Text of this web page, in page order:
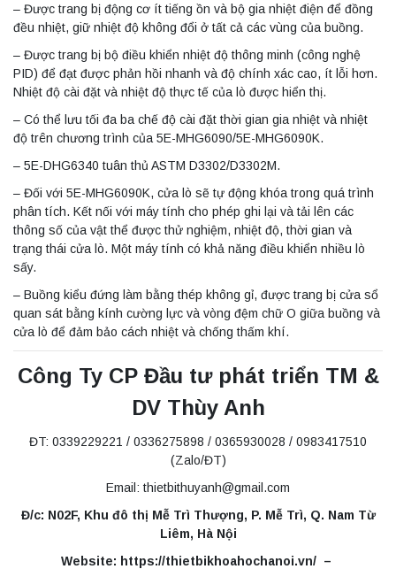
– Được trang bị động cơ ít tiếng ồn và bộ gia nhiệt điện để đồng
đều nhiệt, giữ nhiệt độ không đổi ở tất cả các vùng của buồng.
– Được trang bị bộ điều khiển nhiệt độ thông minh (công nghệ
PID) để đạt được phản hồi nhanh và độ chính xác cao, ít lỗi hơn.
Nhiệt độ cài đặt và nhiệt độ thực tế của lò được hiển thị.
– Có thể lưu tối đa ba chế độ cài đặt thời gian gia nhiệt và nhiệt
độ trên chương trình của 5E-MHG6090/5E-MHG6090K.
– 5E-DHG6340 tuân thủ ASTM D3302/D3302M.
– Đối với 5E-MHG6090K, cửa lò sẽ tự động khóa trong quá trình
phân tích. Kết nối với máy tính cho phép ghi lại và tải lên các
thông số của vật thể được thử nghiệm, nhiệt độ, thời gian và
trạng thái cửa lò. Một máy tính có khả năng điều khiển nhiều lò
sấy.
– Buồng kiểu đứng làm bằng thép không gỉ, được trang bị cửa sổ
quan sát bằng kính cường lực và vòng đệm chữ O giữa buồng và
cửa lò để đảm bảo cách nhiệt và chống thấm khí.
Công Ty CP Đầu tư phát triển TM &
DV Thùy Anh
ĐT: 0339229221 / 0336275898 / 0365930028 / 0983417510
(Zalo/ĐT)
Email: thietbithuyanh@gmail.com
Đ/c: N02F, Khu đô thị Mễ Trì Thượng, P. Mễ Trì, Q. Nam Từ
Liêm, Hà Nội
Website: https://thietbikhoahochanoi.vn/ –